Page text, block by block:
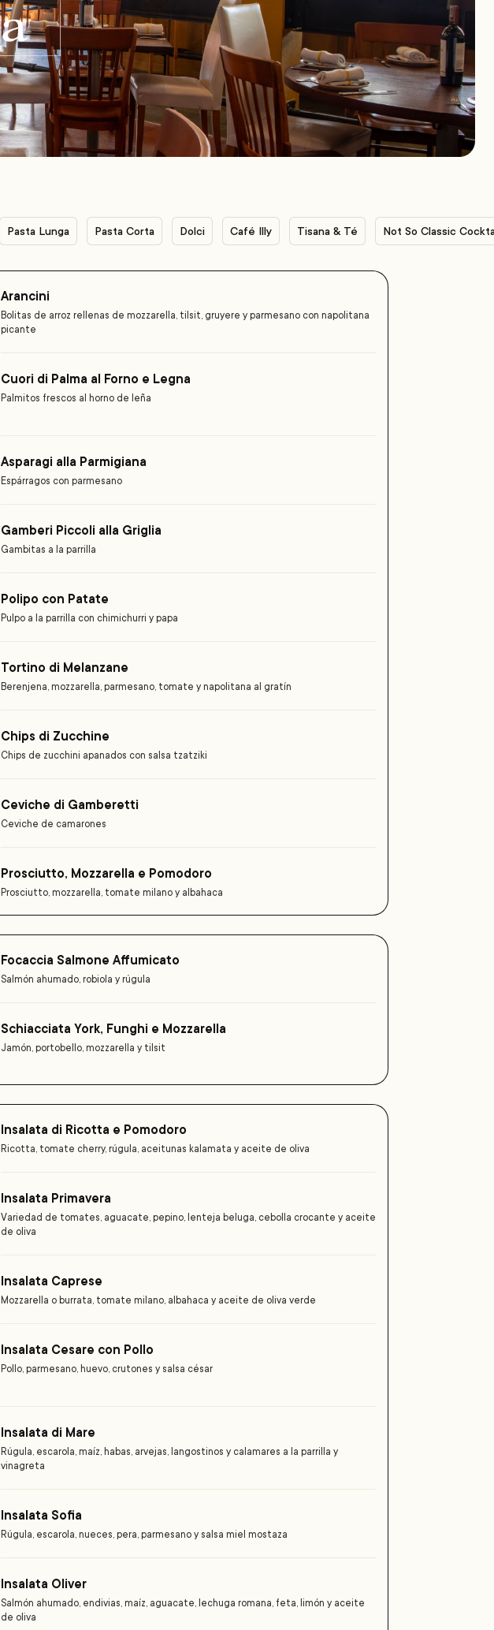
Pasta Lunga Pasta Corta Dolci Café Illy Tisana & Té Not So Classic
Arancini
Bolitas de arroz rellenas de mozzarella, tilsit, gruyere y parmesano con napolitana
picante
Cuori di Palma al Forno e Legna
Palmitos frescos al horno de leña
Asparagi alla Parmigiana
Espárragos con parmesano
Gamberi Piccoli alla Griglia
Gambitas a la parrilla
Polipo con Patate
Pulpo a la parrilla con chimichurri y papa
Tortino di Melanzane
Berenjena, mozzarella, parmesano, tomate y napolitana al gratín
Chips di Zucchine
Chips de zucchini apanados con salsa tzatziki
Ceviche di Gamberetti
Ceviche de camarones
Prosciutto, Mozzarella e Pomodoro
Prosciutto, mozzarella, tomate milano y albahaca
Focaccia Salmone Affumicato
Salmón ahumado, robiola y rúgula
Schiacciata York, Funghi e Mozzarella
Jamón, portobello, mozzarella y tilsit
Insalata di Ricotta e Pomodoro
Ricotta, tomate cherry, rúgula, aceitunas kalamata y aceite de oliva
Insalata Primavera
Variedad de tomates, aguacate, pepino, lenteja beluga, cebolla crocante y aceite
de oliva
Insalata Caprese
Mozzarella o burrata, tomate milano, albahaca y aceite de oliva verde
Insalata Cesare con Pollo
Pollo, parmesano, huevo, crutones y salsa césar
Insalata di Mare
Rúgula, escarola, maíz, habas, arvejas, langostinos y calamares a la parrilla y
vinagreta
Insalata Sofia
Rúgula, escarola, nueces, pera, parmesano y salsa miel mostaza
Insalata Oliver
Salmón ahumado, endivias, maíz, aguacate, lechuga romana, feta, limón y aceite
de oliva